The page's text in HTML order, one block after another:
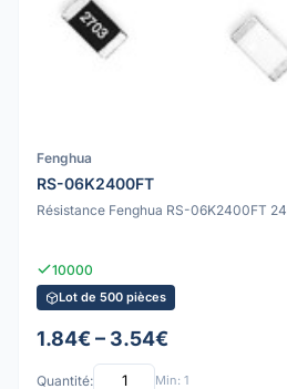
Fenghua
RS-06K2400FT
Résistance Fenghua RS-06K2400FT
10000
Lot de 500 pièces
1.84€ – 3.54€
Quantité: Min: 1